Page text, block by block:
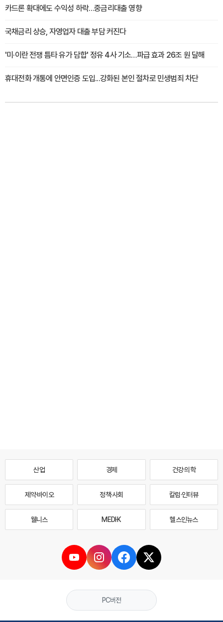
카드론 확대에도 수익성 하락…중금리대출 영향
국채금리 상승, 자영업자 대출 부담 커진다
'미·이란 전쟁 틈타 유가 담합' 정유 4사 기소…파급 효과 26조 원 달해
휴대전화 개통에 안면인증 도입...강화된 본인 절차로 민생범죄 차단
산업 경제 건강·의학
제약·바이오 정책·사회 칼럼·인터뷰
웰니스 MEDI·K 헬스인뉴스
PC버전